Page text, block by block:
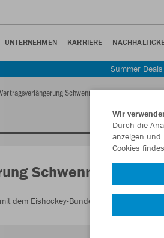
UNTERNEHMEN KARRIERE
Summer
Vertragsverlängerung Schwenninger Wild Wings
Schwenninger Wild
dem Eishockey-Bundesligisten bis 2027.
Wir
Durch die
anzeigen und
Cookies